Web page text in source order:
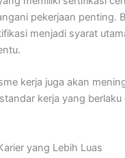
pekerjaan penting.
menjadi syarat
kerja juga akan
kerja yang berlaku
yang Lebih Luas